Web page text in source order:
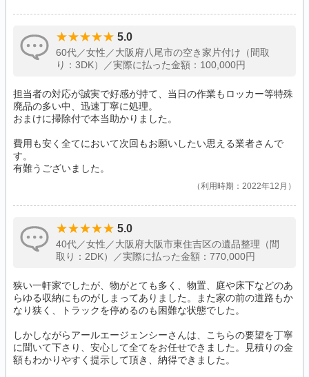
5.0
60代／女性／大阪府八尾市の空き家片付け（間取
り：3DK）／実際に払った金額：100,000円
担当者の対応が誠実で好感が持て、当日の作業もロッカー等特殊
廃品の多い中、迅速丁寧に処理。
おまけに掃除付で本当助かりました。
費用も安く全てにおいて次回もお願いしたい思える業者さんで
す。
有難うございました。
利用時期：2022年12月
5.0
40代／女性／大阪府大阪市東住吉区の遺品整理（間
取り：2DK）／実際に払った金額：770,000円
狭い一軒家でしたが、物がとても多く、物置、庭や床下などのあ
らゆる収納にものがしまってありました。また家の前の道路もか
なり狭く、トラックを停めるのも困難な状態でした。
しかしながらアールエージェンシーさんは、こちらの要望を丁寧
に聞いて下さり、安心して全てをお任せできました。見積りの金
額もわかりやすく提示して頂き、納得できました。